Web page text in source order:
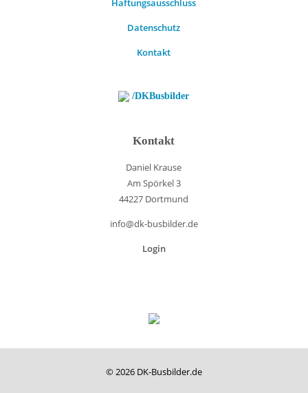
Haftungsausschluss
Datenschutz
Kontakt
/DKBusbilder
Kontakt
Daniel Krause
Am Spörkel 3
44227 Dortmund
info@dk-busbilder.de
Login
© 2026 DK-Busbilder.de